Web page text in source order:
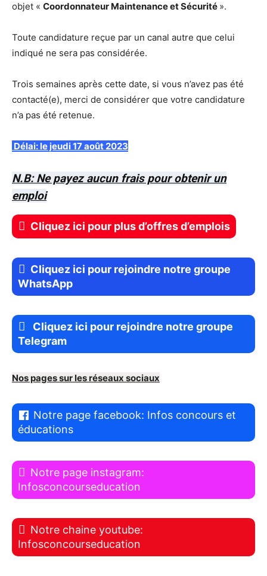
objet « Coordonnateur Maintenance et Sécurité ».
Toute candidature reçue par un canal autre que celui
indiqué ne sera pas considérée.
Trois semaines après cette date, si vous n’avez pas été
contacté(e), merci de considérer que votre candidature
n’a pas été retenue.
Délai: le jeudi 17 août 2023
N.B: Ne payez aucun frais pour obtenir un
emploi
Cliquez ici pour plus d’offres d’emplois
Cliquez ici pour rejoindre notre groupe
WhatsApp
Cliquez ici pour rejoindre notre groupe
Telegram
Nos pages sur les réseaux sociaux
Notre page facebook: Infos concours et
éducations
Notre page instagram:
Infosconcourseducation
Notre chaine youtube:
Infosconcourseducation